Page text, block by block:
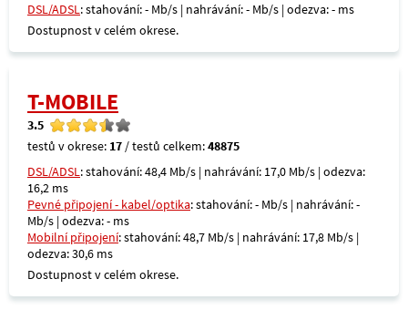
DSL/ADSL: stahování: - Mb/s | nahrávání: - Mb/s | odezva: - ms
Dostupnost v celém okrese.
T-MOBILE
3.5
testů v okrese: 17 / testů celkem:48875
DSL/ADSL: stahování: 48,4 Mb/s | nahrávání: 17,0 Mb/s | odezva:
16,2 ms
Pevné připojení - kabel/optika: stahování: - Mb/s | nahrávání: -
Mb/s | odezva: - ms
Mobilní připojení: stahování: 48,7 Mb/s | nahrávání: 17,8 Mb/s |
odezva: 30,6 ms
Dostupnost v celém okrese.